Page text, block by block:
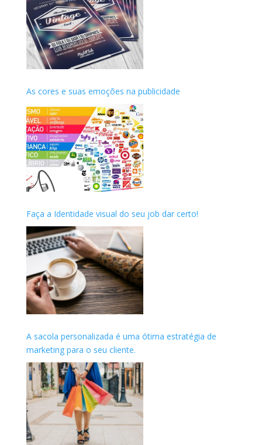
As cores e suas emoções na publicidade
Faça a Identidade visual do seu job dar certo!
A sacola personalizada é uma ótima estratégia de
marketing para o seu cliente.